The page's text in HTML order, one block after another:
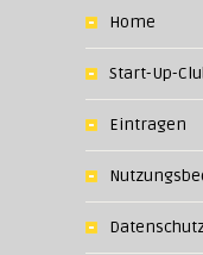
Home
Start-Up-
Eintragen